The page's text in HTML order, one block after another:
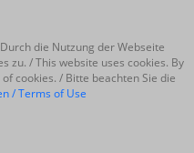
die Nutzung der Webseite
zu. / This website uses cookies. By
cookies. / Bitte beachten Sie die
/ Terms of Use